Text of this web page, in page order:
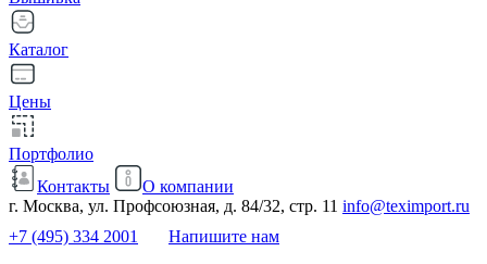
Каталог
Цены
Портфолио
Контакты
О компании
г. Москва, ул. Профсоюзная, д. 84/32, стр. 11 info@teximport.ru
+7 (495) 334 2001
Напишите нам